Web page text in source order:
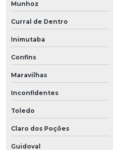
Munhoz
Curral de Dentro
Inimutaba
Confins
Maravilhas
Inconfidentes
Toledo
Claro dos Poções
Guidoval